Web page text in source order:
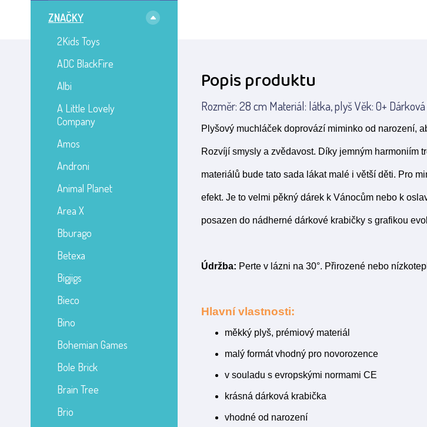
ZNAČKY
2Kids Toys
ADC BlackFire
Albi
A Little Lovely
Company
Amos
Androni
Animal Planet
Area X
Bburago
Betexa
Bigjigs
Bieco
Bino
Bohemian Games
Bole Brick
Brain Tree
Brio
Popis produktu
Rozměr: 28 cm Materiál: látka, plyš Věk: 0+
Plyšový muchláček doprovází miminko od narození,
Rozvíjí smysly a zvědavost. Díky jemným harmoniím
materiálů bude tato sada lákat malé i větší děti. Pro
efekt. Je to velmi pěkný dárek k Vánocům nebo k
posazen do nádherné dárkové krabičky s grafikou
Údržba: Perte v lázni na 30°. Přirozené nebo
Hlavní vlastnosti:
měkký plyš, prémiový materiál
malý formát vhodný pro novorozence
v souladu s evropskými normami CE
krásná dárková krabička
vhodné od narození